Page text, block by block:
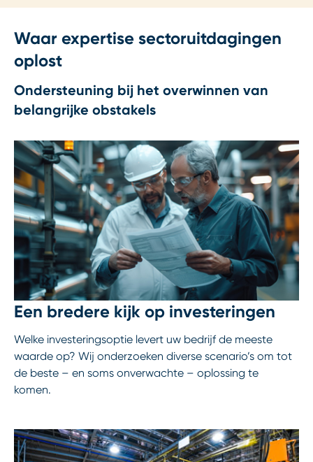
Waar expertise sectoruitdagingen
oplost
Ondersteuning bij het overwinnen van
belangrijke obstakels
Een bredere kijk op investeringen
Welke investeringsoptie levert uw bedrijf de meeste
waarde op? Wij onderzoeken diverse scenario’s om tot
de beste – en soms onverwachte – oplossing te
komen.